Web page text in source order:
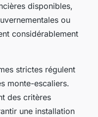
disponibles,
ou
considérablement
strictes régulent
monte-escaliers.
des critères
une installation